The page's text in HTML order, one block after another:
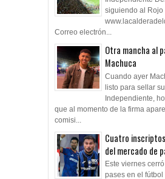
siguiendo al Rojo
Correo electrón...
Otra mancha al
Machuca
Cuando ayer
listo para sellar
Independiente,
que al momento de la firma
comisi...
Cuatro
del mercado de
Este viernes
pases en el